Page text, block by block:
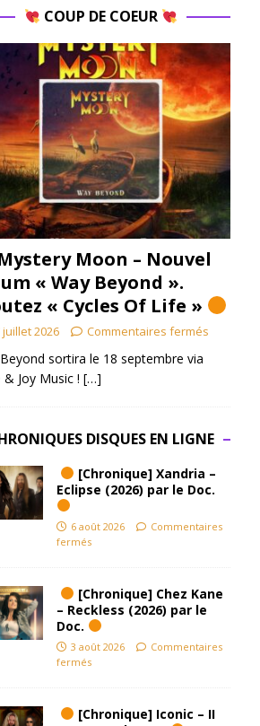
COUP DE COEUR
Moon – Nouvel
« Way Beyond ».
« Cycles Of Life »
juillet 2026 Commentaires fermés
sortira le 18 septembre via
& Joy Music ! […]
DISQUES EN LIGNE
[Chronique] Xandria –
Eclipse (2026) par le Doc.
6 août 2026
Commentaires
fermés
[Chronique] Chez Kane
– Reckless (2026) par le
Doc.
3 août 2026
Commentaires
fermés
[Chronique] Iconic – II